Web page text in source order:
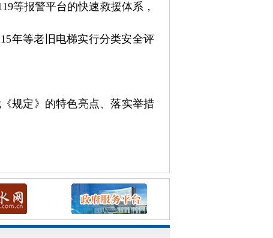
等报警平台的快速救援体系，
年等老旧电梯实行分类安全评
规定》的特色亮点、落实举措